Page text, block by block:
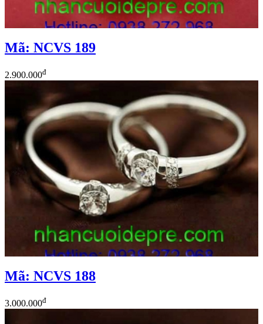
Mã: NCVS 189
2.900.000đ
Mã: NCVS 188
3.000.000đ